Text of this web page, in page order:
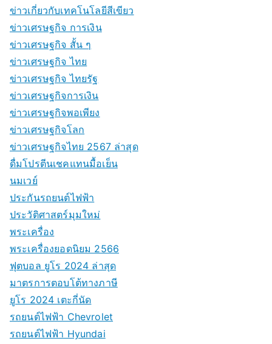
ข่าวเกี่ยวกับเทคโนโลยีสีเขียว
ข่าวเศรษฐกิจ การเงิน
ข่าวเศรษฐกิจ สั้น ๆ
ข่าวเศรษฐกิจ ไทย
ข่าวเศรษฐกิจ ไทยรัฐ
ข่าวเศรษฐกิจการเงิน
ข่าวเศรษฐกิจพอเพียง
ข่าวเศรษฐกิจโลก
ข่าวเศรษฐกิจไทย 2567 ล่าสุด
ดื่มโปรตีนเชคแทนมื้อเย็น
นมเวย์
ประกันรถยนต์ไฟฟ้า
ประวัติศาสตร์มุมใหม่
พระเครื่อง
พระเครื่องยอดนิยม 2566
ฟุตบอล ยูโร 2024 ล่าสุด
มาตรการตอบโต้ทางภาษี
ยูโร 2024 เตะกี่นัด
รถยนต์ไฟฟ้า Chevrolet
รถยนต์ไฟฟ้า Hyundai